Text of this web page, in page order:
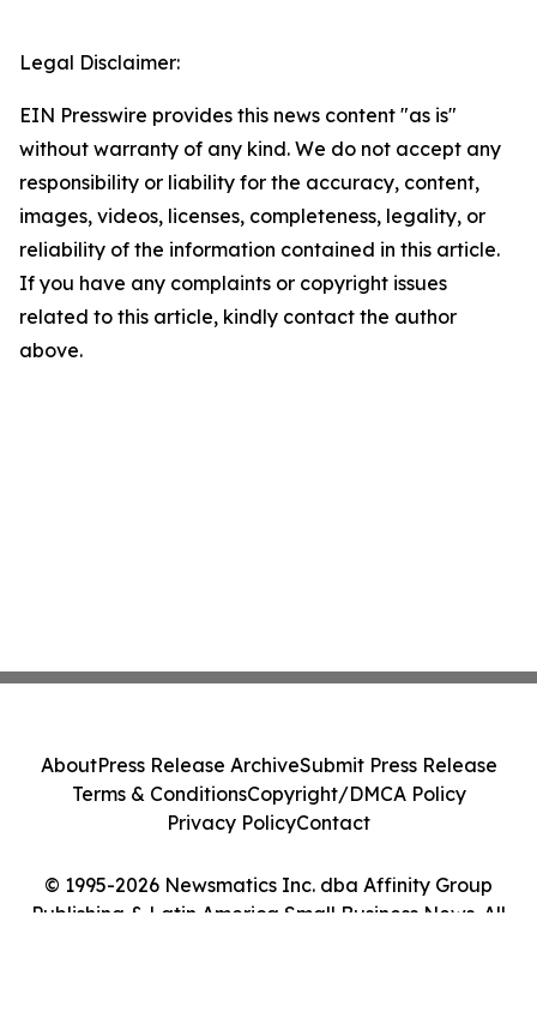
Legal Disclaimer:
EIN Presswire provides this news content "as is"
without warranty of any kind. We do not accept any
responsibility or liability for the accuracy, content,
images, videos, licenses, completeness, legality, or
reliability of the information contained in this article.
If you have any complaints or copyright issues
related to this article, kindly contact the author
above.
© 1995-2026 Newsmatics Inc. dba Affinity Group
Publishing & Latin America Small Business News. All
AboutPress Release ArchiveSubmit Press Release
Terms & ConditionsCopyright/DMCA Policy
Privacy PolicyContact